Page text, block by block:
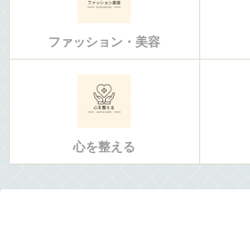
ファッション・美容
心を整える